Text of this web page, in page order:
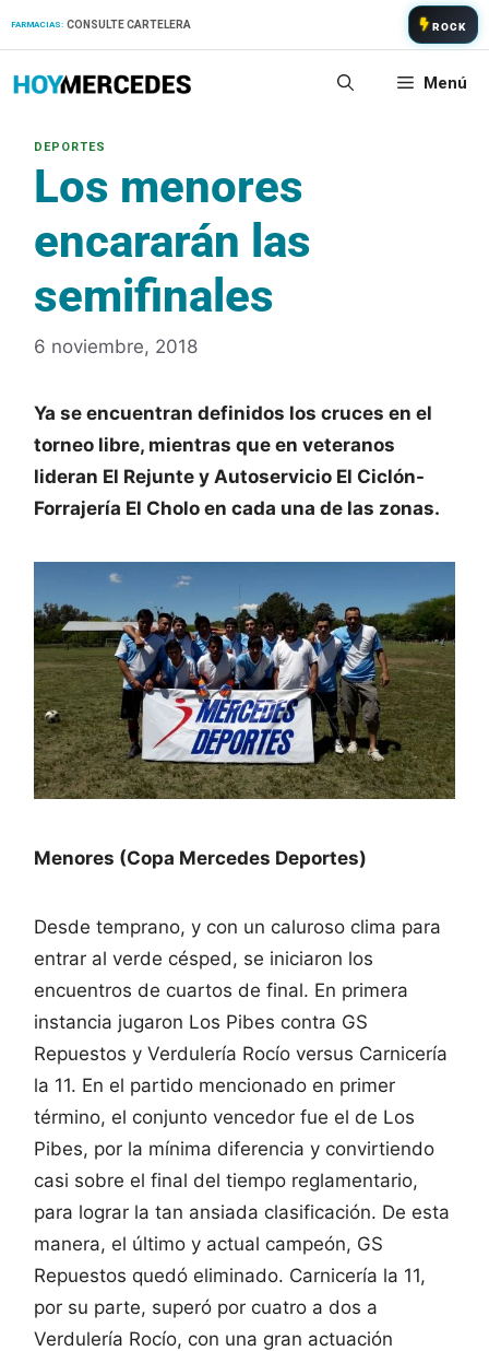
FARMACIAS: CONSULTE CARTELERA ROCK
Menú
Los menores
encararán las
semifinales
6 noviembre, 2018
Ya se encuentran definidos los cruces en el
torneo libre, mientras que en veteranos
lideran El Rejunte y Autoservicio El Ciclón-
Forrajería El Cholo en cada una de las zonas.
Menores (Copa Mercedes Deportes)
Desde temprano, y con un caluroso clima para
entrar al verde césped, se iniciaron los
encuentros de cuartos de final. En primera
instancia jugaron Los Pibes contra GS
Repuestos y Verdulería Rocío versus Carnicería
la 11. En el partido mencionado en primer
término, el conjunto vencedor fue el de Los
Pibes, por la mínima diferencia y convirtiendo
casi sobre el final del tiempo reglamentario,
para lograr la tan ansiada clasificación. De esta
manera, el último y actual campeón, GS
Repuestos quedó eliminado. Carnicería la 11,
por su parte, superó por cuatro a dos a
Verdulería Rocío, con una gran actuación